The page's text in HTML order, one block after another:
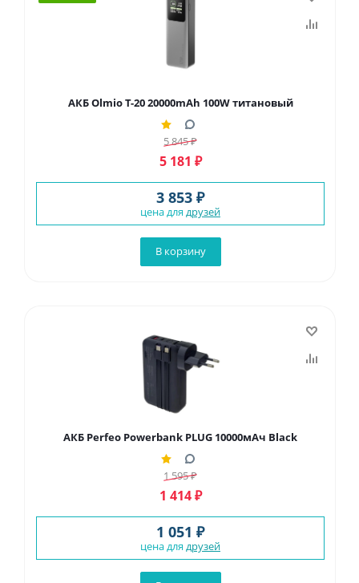
АКБ Olmio T-20 20000mAh 100W титановый
5 845₽
5 181 ₽
3 853 ₽
цена для друзей
В корзину
АКБ Perfeo Powerbank PLUG 10000мАч Black
1 595₽
1 414₽
1 051 ₽
цена для друзей